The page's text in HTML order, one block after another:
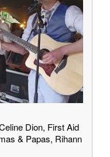
Dion, First Aid
& Papas, Rihann